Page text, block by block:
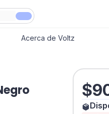
Acerca de Voltz
$